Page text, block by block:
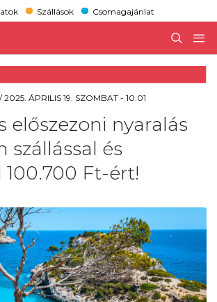
Szállások Csomagajánlat
/2025. ÁPRILIS 19. SZOMBAT - 10:01
előszezoni nyaralás
szállással és
Ft-ért!